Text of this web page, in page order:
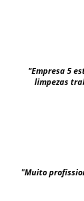
"Empresa 5
limpezas
"Muito